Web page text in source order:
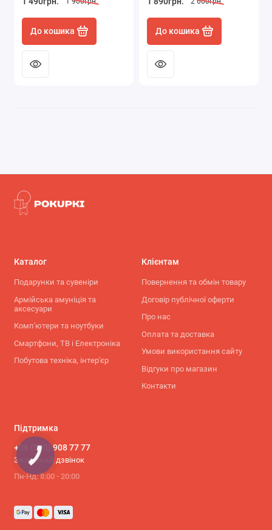
До кошика До кошика
Каталог
Подарунки та сувеніри
Армійська амуніція та
аксесуари
Комп'ютери та ноутбуки
Смартфони, ТВ і Електроніка
Побутова техніка, інтер'єр
Клієнтам
Повернення та обмін товару
Договір публічної оферти
Про нас
Оплата та доставка
Умови використання сайту
Відгуки про магазин
Контакти
Підтримка
+38 (095) 908 77 77
Зворотний дзвінок
Пн-Нд: 8:00 - 20:00
КНОПКА
СВЯЗИ